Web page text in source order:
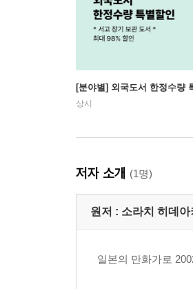
[분야별] 외국도서 한정수량
상시
저자 소개 (1명)
원저 : 소라치 히데아
일본의 만화가로